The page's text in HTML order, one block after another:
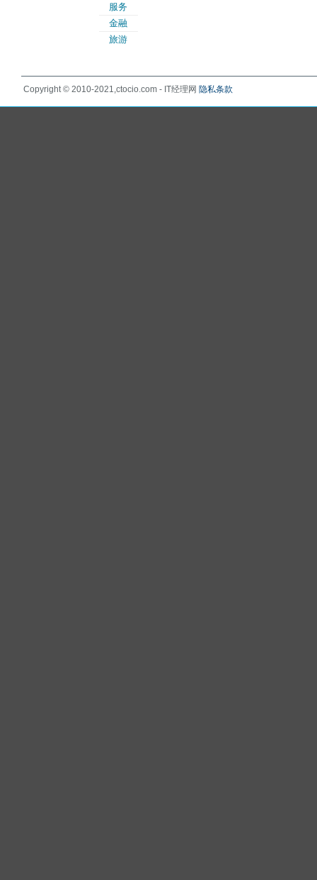
服务
金融
旅游
Copyright © 2010-2021,ctocio.com - IT经理网 隐私条款